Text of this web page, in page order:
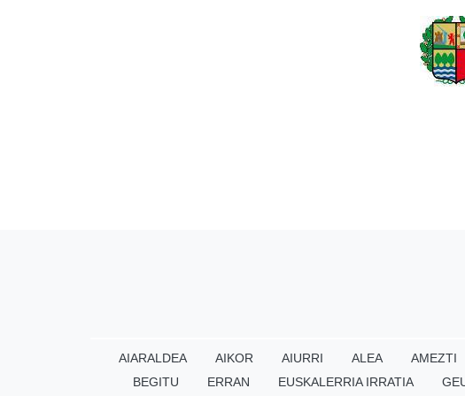
AIARALDEA AIKOR AIURRI ALEA AMEZTI
BEGITU
ERRAN EUSKALERRIA IRRATIA